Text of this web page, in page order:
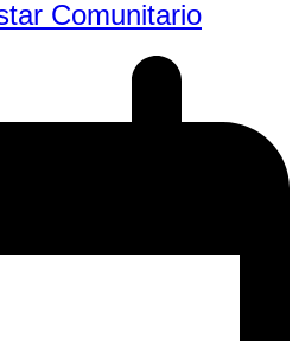
Comunitario